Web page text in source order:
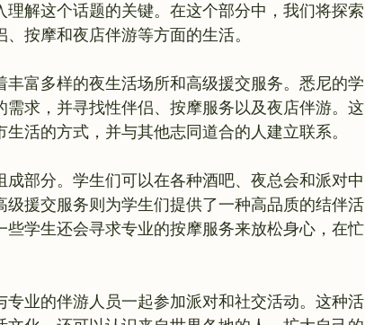
解这个话题的关键。在这个部分中，我们将探索
按摩和夜店伴游等方面的生活。
富多样的夜生活场所和高级援交服务。悉尼的学
求，并寻找性伴侣、按摩服务以及夜店伴游。这
活的方式，并与其他志同道合的人建立联系。
部分。学生们可以在各种酒吧、夜总会和派对中
援交服务则为学生们提供了一种高品质的结伴活
学生还会寻求专业的按摩服务来放松身心，在忙
业的伴游人员一起参加派对和社交活动。这种活